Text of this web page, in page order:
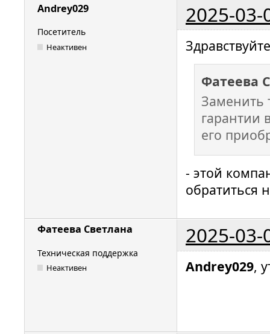
Andrey029 2025-03-
Посетитель
Неактивен
Фатеева
Заменить
гарантии
его
- этой
обратиться
Фатеева Светлана 2025-03-
Техническая поддержка
Неактивен Andrey029,